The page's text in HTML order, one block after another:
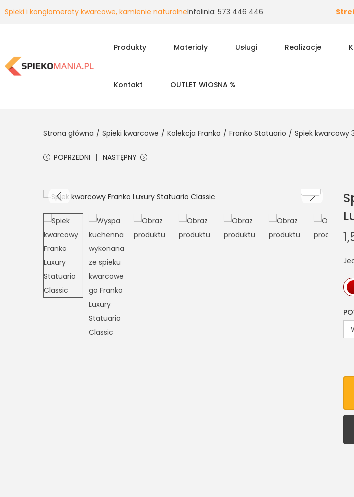
Spieki i konglomeraty kwarcowe, kamienie naturalneInfolinia: 573 446 446
Produkty Materiały Usługi Realizacje
Kontakt OUTLET WIOSNA %
Strona główna / Spieki kwarcowe / Kolekcja Franko / Franko Statuario / Spiek kwarcowy
POPRZEDNI NASTĘPNY